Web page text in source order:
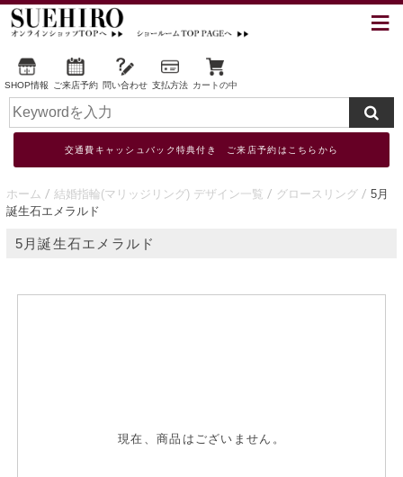
SHOP情報 ご来店予約 問い合わせ 支払方法 カートの中
交通費キャッシュバック特典付き ご来店予約はこちらから
ホーム 結婚指輪(マリッジリング) デザイン一覧 グロースリング
5月
誕生石エメラルド
5月誕生石エメラルド
現在、商品はございません。